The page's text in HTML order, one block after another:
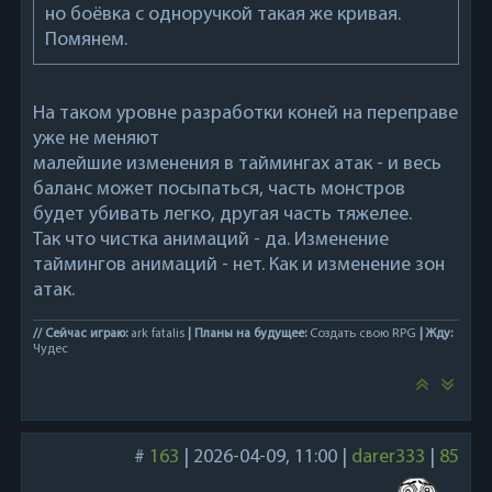
но боёвка с одноручкой такая же кривая.
Помянем.
На таком уровне разработки коней на переправе
уже не меняют
малейшие изменения в таймингах атак - и весь
баланс может посыпаться, часть монстров
будет убивать легко, другая часть тяжелее.
Так что чистка анимаций - да. Изменение
таймингов анимаций - нет. Как и изменение зон
атак.
// Сейчас играю:ark fatalis | Планы на будущее:Создать свою RPG
| Жду:
Чудес
# 163 2026-04-09, 11:00 darer333 85